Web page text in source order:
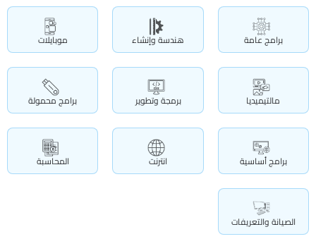
برامج عامة هندسة وإنشاء موبايلات
مالتيميديا برمجة وتطوير برامج محمولة
برامج أساسية انترنت المحاسبة
الصيانة والتعريفات